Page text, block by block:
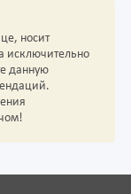
носит
исключительно
данную